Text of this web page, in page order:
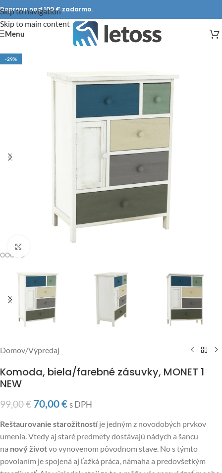
Skip to navigation
Skip to main content
Doprava nad 100 € zadarmo.
Menu
-29%
Domov/Výpredaj
Komoda, biela/farebné zásuvky, MONET 1
NEW
99,00€ 70,00€ s DPH
Reštaurovanie starožitnostíje jedným z novodobých prvkov
umenia. Vtedy aj staré predmety dostávajú nádych a šancu
na nový životvo vynovenom pôvodnom stave. No s týmto
povolaním je spojená aj ťažká práca, námaha a predovšetkým